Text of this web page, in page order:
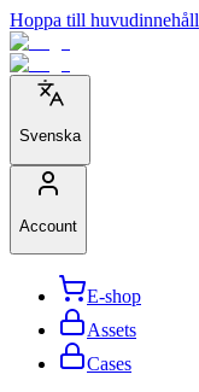
Hoppa till huvudinnehåll
Svenska
Account
E-shop
Assets
Cases